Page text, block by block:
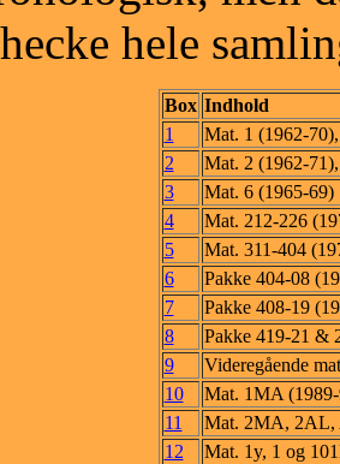
hele
Box Indhold
1
Mat. 1 (1962-
2
Mat. 2 (1962-
3
Mat. 6 (1965-69)
4
Mat. 212-226
5
Mat. 311-404
6
Pakke 404-08
7
Pakke 408-19
8
Pakke 419-21 &
9
Videregående
10
Mat. 1MA
11
Mat. 2MA, 2AL,
12
Mat. 1y, 1 og